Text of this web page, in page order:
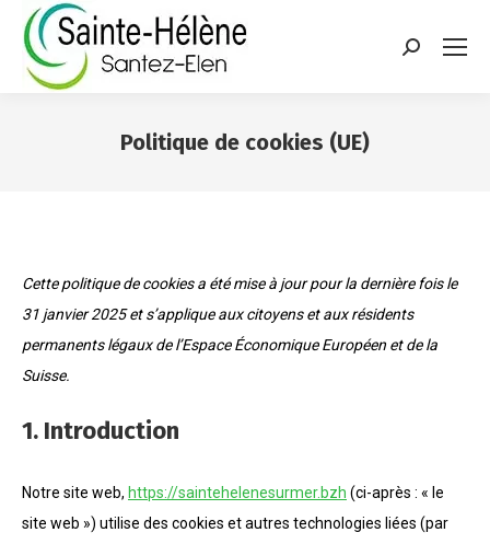
principal
Recherche
Politique de cookies (UE)
Cette politique de cookies a été mise à jour pour la dernière fois le
31 janvier 2025 et s’applique aux citoyens et aux résidents
permanents légaux de l’Espace Économique Européen et de la
Suisse.
1. Introduction
Notre site web, https://saintehelenesurmer.bzh (ci-après : « le
site web ») utilise des cookies et autres technologies liées (par